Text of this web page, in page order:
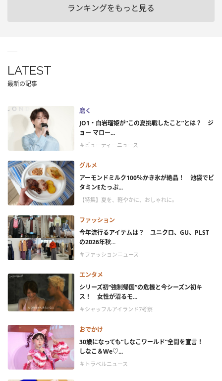
ランキングをもっと見る
LATEST
最新の記事
磨く
JO1・白岩瑠姫が“この夏挑戦したこと”とは？ ジ
ョー マロー...
＃ビューティーニュース
グルメ
アーモンドミルク100％かき氷が絶品！ 池袋でビ
タミンEたっぷ...
【特集】夏を、軽やかに、おしゃれに。
ファッション
今年流行るアイテムは？ ユニクロ、GU、PLST
の2026年秋...
＃ファッションニュース
エンタメ
シリーズ初“強制帰国”の危機と今シーズン初キ
ス！ 女性が沼るモ...
＃シャッフルアイランド7考察
おでかけ
30歳になっても“しなこワールド”全開を宣言！
しなこ＆We♡...
＃トラベルニュース